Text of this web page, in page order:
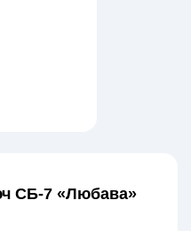
СБ-7 «Любава»